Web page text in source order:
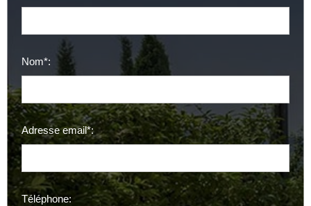
Nom*:
Adresse email*:
Téléphone: